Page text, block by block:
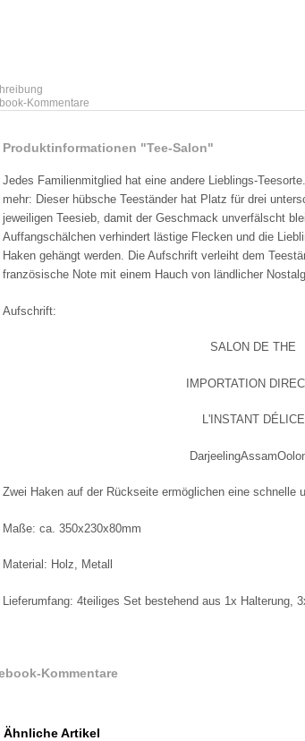
Kommentare
Produktinformationen "Tee-Salon"
Jedes Familienmitglied hat eine andere Lieblings-
mehr: Dieser hübsche Teeständer hat Platz für drei
jeweiligen Teesieb, damit der Geschmack unverfälscht
Auffangschälchen verhindert lästige Flecken und die
Haken gehängt werden. Die Aufschrift verleiht dem
französische Note mit einem Hauch von ländlicher
Aufschrift:
SALON DE THE
IMPORTATION
L'INSTANT DÉLICE
Zwei Haken auf der Rückseite ermöglichen eine schnelle
Maße: ca. 350x230x80mm
Material: Holz, Metall
Lieferumfang: 4teiliges Set bestehend aus 1x Halterung,
Kommentare
Ähnliche Artikel